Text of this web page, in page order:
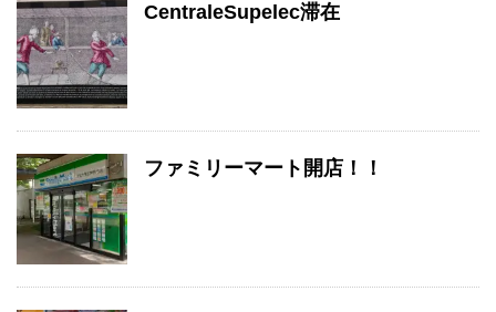
CentraleSupelec滞在
ファミリーマート開店！！